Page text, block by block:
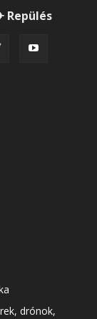
Repülés
drónok,